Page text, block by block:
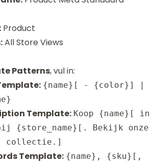
Product
All Store Views
Patterns, vul in:
{name}[ - {color}] |
Template: Koop {name}[ in
{store_name}[. Bekijk onze
collectie.]
Template: {name}, {sku}[,